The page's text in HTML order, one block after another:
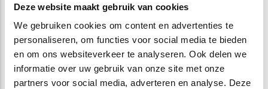
Deze website maakt gebruik van cookies
We gebruiken cookies om content en advertenties te
personaliseren, om functies voor social media te bieden
en om ons websiteverkeer te analyseren. Ook delen we
informatie over uw gebruik van onze site met onze
partners voor social media, adverteren en analyse. Deze
strategie van de baggerwerkzaamheden door Van Oord
worden bepaald en kunnen zij van start met de
werkzaamheden.
Betrouwbare adviespartner
Dat ATKB een betrouwbare adviespartner is voor